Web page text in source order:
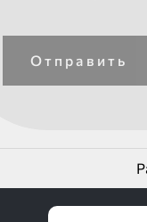
Отправить